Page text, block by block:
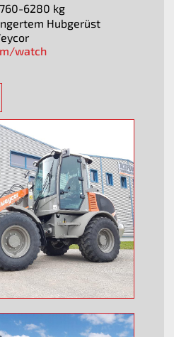
6280 kg
Hubgerüst
watch